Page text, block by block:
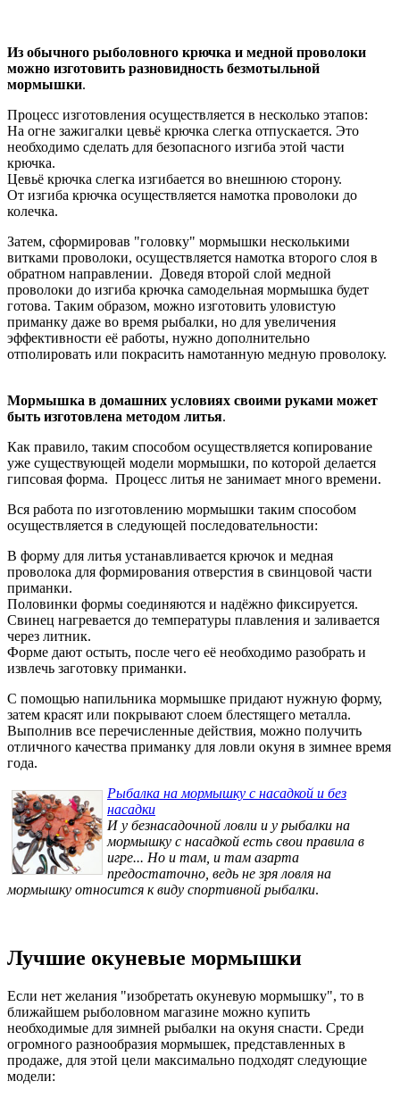
Из обычного рыболовного крючка и медной проволоки
можно изготовить разновидность безмотыльной
мормышки.
Процесс изготовления осуществляется в несколько этапов:
На огне зажигалки цевьё крючка слегка отпускается. Это
необходимо сделать для безопасного изгиба этой части
крючка.
Цевьё крючка слегка изгибается во внешнюю сторону.
От изгиба крючка осуществляется намотка проволоки до
колечка.
Затем, сформировав "головку" мормышки несколькими
витками проволоки, осуществляется намотка второго слоя в
обратном направлении. Доведя второй слой медной
проволоки до изгиба крючка самодельная мормышка будет
готова. Таким образом, можно изготовить уловистую
приманку даже во время рыбалки, но для увеличения
эффективности её работы, нужно дополнительно
отполировать или покрасить намотанную медную проволоку.
Мормышка в домашних условиях своими руками может
быть изготовлена методом литья.
Как правило, таким способом осуществляется копирование
уже существующей модели мормышки, по которой делается
гипсовая форма. Процесс литья не занимает много времени.
Вся работа по изготовлению мормышки таким способом
осуществляется в следующей последовательности:
В форму для литья устанавливается крючок и медная
проволока для формирования отверстия в свинцовой части
приманки.
Половинки формы соединяются и надёжно фиксируется.
Свинец нагревается до температуры плавления и заливается
через литник.
Форме дают остыть, после чего её необходимо разобрать и
извлечь заготовку приманки.
С помощью напильника мормышке придают нужную форму,
затем красят или покрывают слоем блестящего металла.
Выполнив все перечисленные действия, можно получить
отличного качества приманку для ловли окуня в зимнее время
года.
Рыбалка на мормышку с насадкой и без
насадки
И у безнасадочной ловли и у рыбалки на
мормышку с насадкой есть свои правила в
игре... Но и там, и там азарта
предостаточно, ведь не зря ловля на
мормышку относится к виду спортивной рыбалки.
Лучшие окуневые мормышки
Если нет желания "изобретать окуневую мормышку", то в
ближайшем рыболовном магазине можно купить
необходимые для зимней рыбалки на окуня снасти. Среди
огромного разнообразия мормышек, представленных в
продаже, для этой цели максимально подходят следующие
модели: